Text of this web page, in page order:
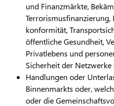
und Finanzmärkte,
konformität,
öffentliche Gesundheit,
Privatlebens und
Sicherheit der
Handlungen oder
Binnenmarkts oder,
oder die